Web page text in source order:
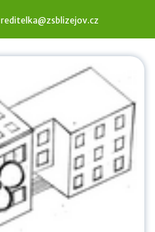
reditelka@zsblizejov.cz